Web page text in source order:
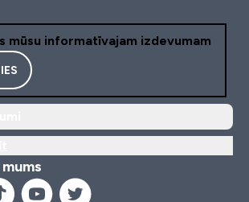
mūsu informatīvajam izdevumam